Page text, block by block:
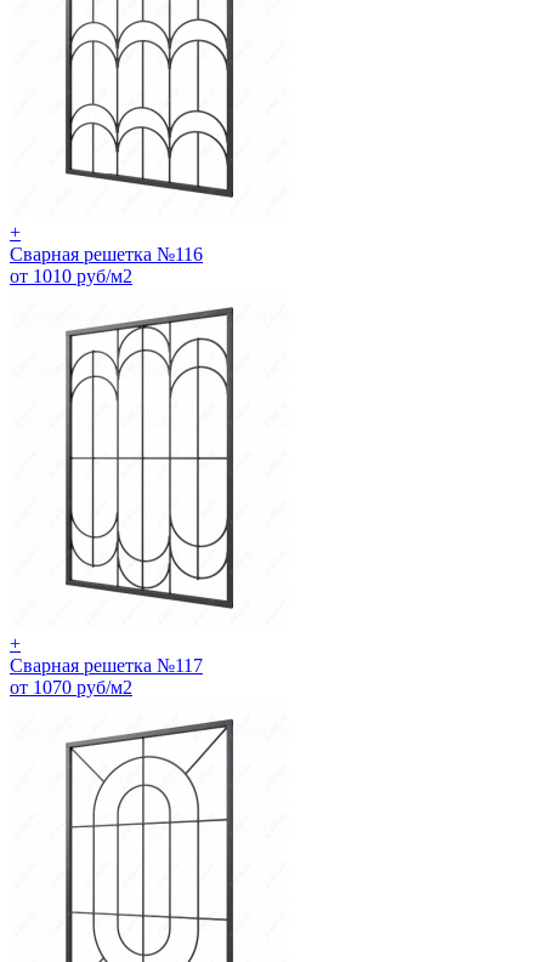
+
Сварная решетка №116
от 1010 руб/м2
+
Сварная решетка №117
от 1070 руб/м2